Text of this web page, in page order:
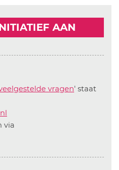
AAN
vragen' staat
via